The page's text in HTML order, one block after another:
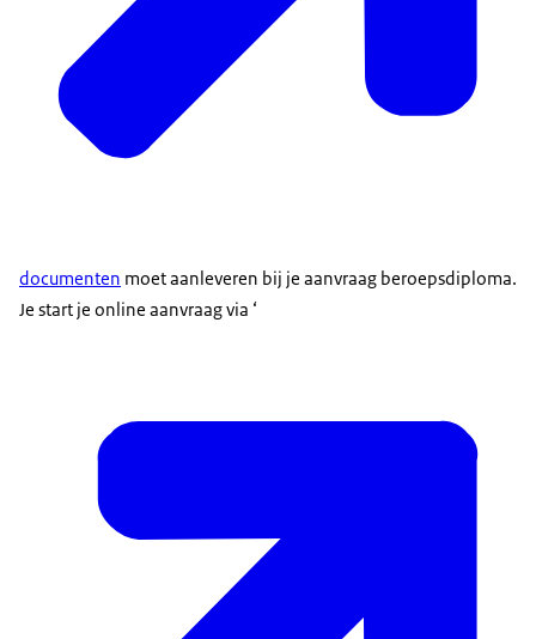
documenten moet aanleveren bij je aanvraag beroepsdiploma.
Je start je online aanvraag via ‘